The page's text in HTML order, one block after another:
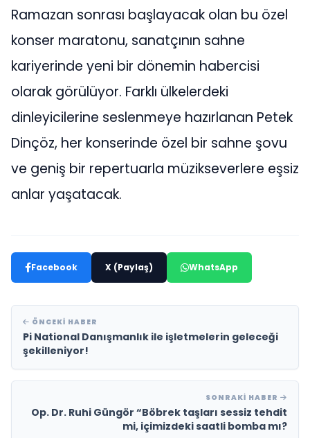
Ramazan sonrası başlayacak olan bu özel
konser maratonu, sanatçının sahne
kariyerinde yeni bir dönemin habercisi
olarak görülüyor. Farklı ülkelerdeki
dinleyicilerine seslenmeye hazırlanan Petek
Dinçöz, her konserinde özel bir sahne şovu
ve geniş bir repertuarla müzikseverlere eşsiz
anlar yaşatacak.
Facebook X (Paylaş) WhatsApp
ÖNCEKI HABER
Pi National Danışmanlık ile işletmelerin geleceği
şekilleniyor!
SONRAKI HABER
Op. Dr. Ruhi Güngör “Böbrek taşları sessiz tehdit
mi, içimizdeki saatli bomba mı?